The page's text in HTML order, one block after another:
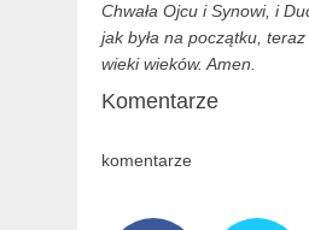
Chwała Ojcu i Synowi, i
jak była na początku,
wieki wieków. Amen.
Komentarze
komentarze